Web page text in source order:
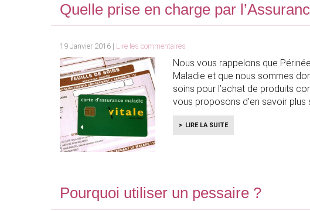
Quelle prise en charge par
19 Janvier 2016 | Lire les commentaires
Nous vous rappelons que
Maladie et que nous sommes
soins pour l’achat de produits
vous proposons d'en savoir
LIRE LA SUITE
Pourquoi utiliser un pessaire ?